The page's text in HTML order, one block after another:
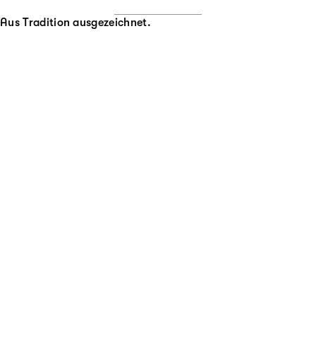
Aus Tradition ausgezeichnet.